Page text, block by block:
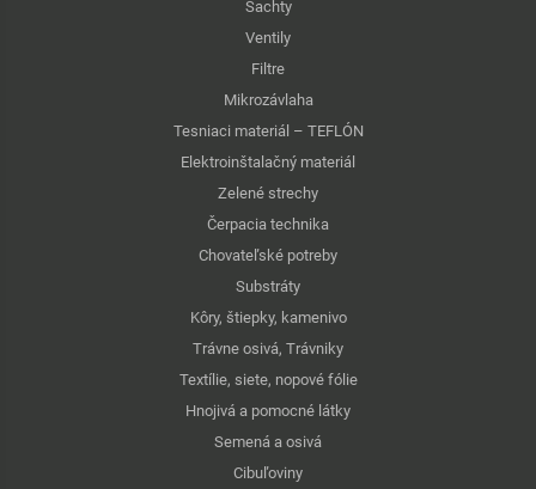
Šachty
Ventily
Filtre
Mikrozávlaha
Tesniaci materiál – TEFLÓN
Elektroinštalačný materiál
Zelené strechy
Čerpacia technika
Chovateľské potreby
Substráty
Kôry, štiepky, kamenivo
Trávne osivá, Trávniky
Textílie, siete, nopové fólie
Hnojivá a pomocné látky
Semená a osivá
Cibuľoviny